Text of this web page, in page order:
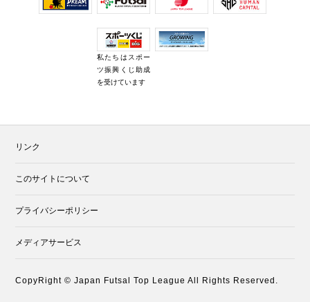
私たちはスポー
ツ振興くじ助成
を受けています
リンク
このサイトについて
プライバシーポリシー
メディアサービス
CopyRight © Japan Futsal Top League All Rights Reserved.